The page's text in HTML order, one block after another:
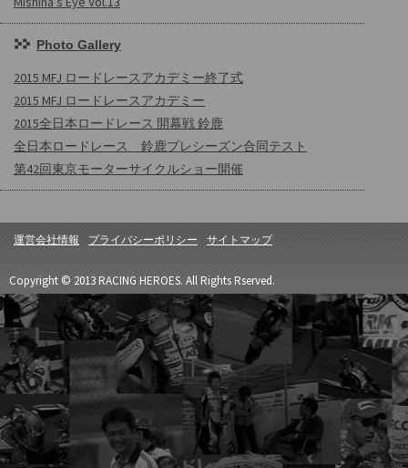
Photo Gallery
2015 MFJ ロードレースアカデミー終了式
2015 MFJ ロードレースアカデミー
2015全日本ロードレース 開幕戦 鈴鹿
全日本ロードレース 鈴鹿プレシーズン合同テスト
第42回東京モーターサイクルショー開催
運営会社情報 プライバシーポリシー サイトマップ
Copyright © 2013 RACING HEROES. All Rights Rserved.